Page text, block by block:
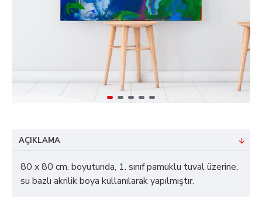
AÇIKLAMA
80 x 80 cm. boyutunda, 1. sınıf pamuklu tuval üzerine,
su bazlı akrilik boya kullanılarak yapılmıştır.